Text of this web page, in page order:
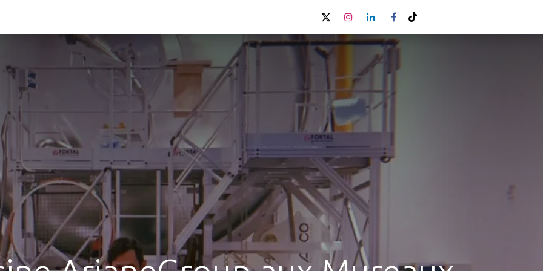
Liste des 100 signataires - Lettre ouverte à Ursula von der Leyen